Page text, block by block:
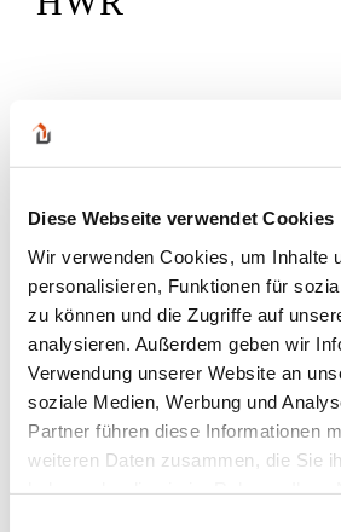
Diese Webseite verwendet Cookies
Wir verwenden Cookies, um Inhalte
personalisieren, Funktionen für
zu können und die Zugriffe auf
analysieren. Außerdem geben wir
Verwendung unserer Website an
soziale Medien, Werbung und
Partner führen diese Informationen
weiteren Daten zusammen, die Sie